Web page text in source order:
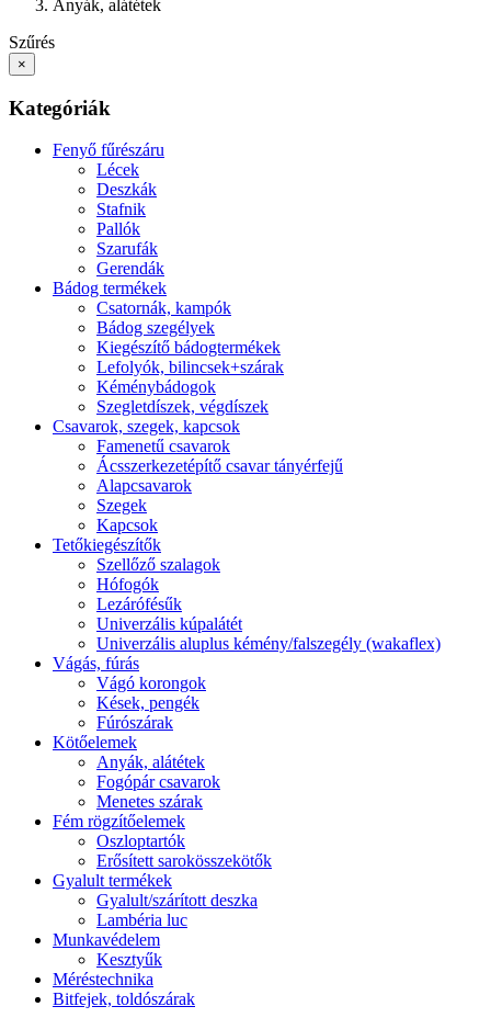
Anyák, alátétek
Szűrés
×
Kategóriák
Fenyő fűrészáru
Lécek
Deszkák
Stafnik
Pallók
Szarufák
Gerendák
Bádog termékek
Csatornák, kampók
Bádog szegélyek
Kiegészítő bádogtermékek
Lefolyók, bilincsek+szárak
Kéménybádogok
Szegletdíszek, végdíszek
Csavarok, szegek, kapcsok
Famenetű csavarok
Ácsszerkezetépítő csavar tányérfejű
Alapcsavarok
Szegek
Kapcsok
Tetőkiegészítők
Szellőző szalagok
Hófogók
Lezárófésűk
Univerzális kúpalátét
Univerzális aluplus kémény/falszegély (wakaflex)
Vágás, fúrás
Vágó korongok
Kések, pengék
Fúrószárak
Kötőelemek
Anyák, alátétek
Fogópár csavarok
Menetes szárak
Fém rögzítőelemek
Oszloptartók
Erősített sarokösszekötők
Gyalult termékek
Gyalult/szárított deszka
Lambéria luc
Munkavédelem
Kesztyűk
Méréstechnika
Bitfejek, toldószárak